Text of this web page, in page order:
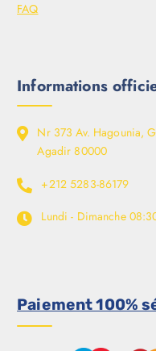
FAQ
Informations
Nr 373 Av. Hagounia,
Agadir 80000
+212 5283-86179
Lundi - Dimanche
Paiement 100%